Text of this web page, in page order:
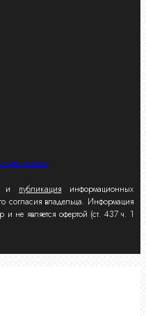
и публикация информационных
согласия владельца. Информация
не является офертой (ст. 437 ч. 1